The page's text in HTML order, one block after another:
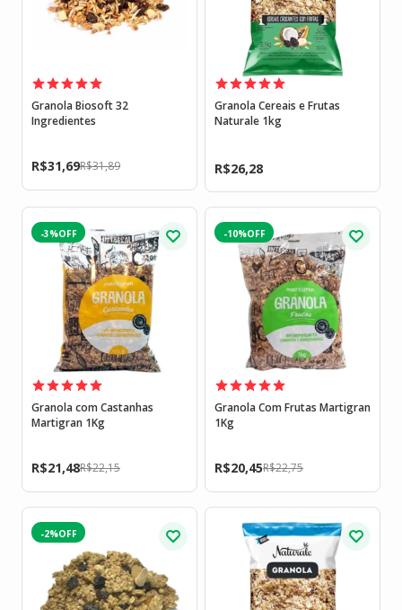
Granola Biosoft 32
Ingredientes
R$31,89
R$31,69
Granola Cereais e Frutas
Naturale 1kg
R$26,28
-3%
Granola com Castanhas
Martigran 1Kg
R$22,15
R$21,48
-10%
Granola Com Frutas Martigran
1Kg
R$22,75
R$20,45
-2%